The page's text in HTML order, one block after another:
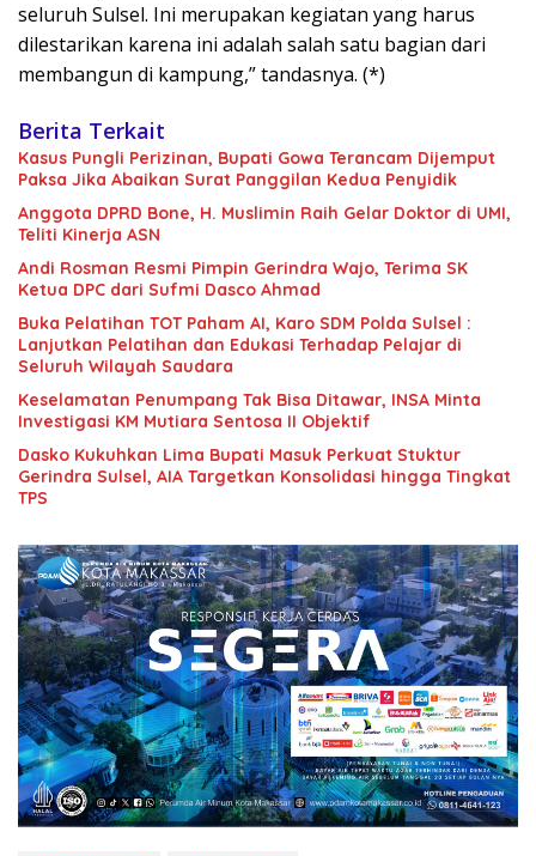
seluruh Sulsel. Ini merupakan kegiatan yang harus
dilestarikan karena ini adalah salah satu bagian dari
membangun di kampung,” tandasnya. (*)
Berita Terkait
Kasus Pungli Perizinan, Bupati Gowa Terancam Dijemput
Paksa Jika Abaikan Surat Panggilan Kedua Penyidik
Anggota DPRD Bone, H. Muslimin Raih Gelar Doktor di UMI,
Teliti Kinerja ASN
Andi Rosman Resmi Pimpin Gerindra Wajo, Terima SK
Ketua DPC dari Sufmi Dasco Ahmad
Buka Pelatihan TOT Paham AI, Karo SDM Polda Sulsel :
Lanjutkan Pelatihan dan Edukasi Terhadap Pelajar di
Seluruh Wilayah Saudara
Keselamatan Penumpang Tak Bisa Ditawar, INSA Minta
Investigasi KM Mutiara Sentosa II Objektif
Dasko Kukuhkan Lima Bupati Masuk Perkuat Stuktur
Gerindra Sulsel, AIA Targetkan Konsolidasi hingga Tingkat
TPS